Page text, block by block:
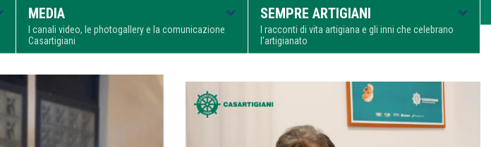
MEDIA
I canali video, le photogallery e la comunicazione
Casartigiani
SEMPRE ARTIGIANI
I racconti di vita artigiana e gli inni che celebrano
l’artigianato